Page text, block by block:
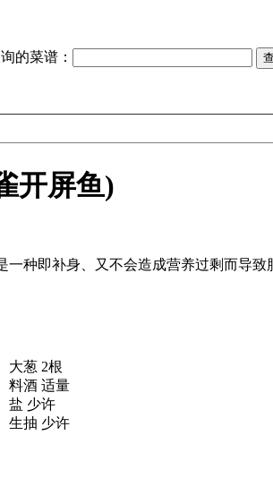
的菜谱：
开屏鱼)
种即补身、又不会造成营养过剩而导
大葱 2根
料酒 适量
盐 少许
生抽 少许